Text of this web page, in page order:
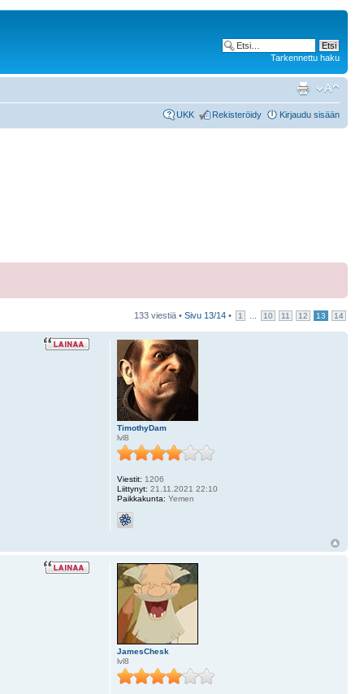
Tarkennettu haku
UKK Rekisteröidy Kirjaudu sisään
133 viestiä • Sivu 13/14 • 1 10 11 12 13 14
TimothyDam
lvl8
Viestit: 1206
Liittynyt: 21.11.2021 22:10
Paikkakunta: Yemen
JamesChesk
lvl8